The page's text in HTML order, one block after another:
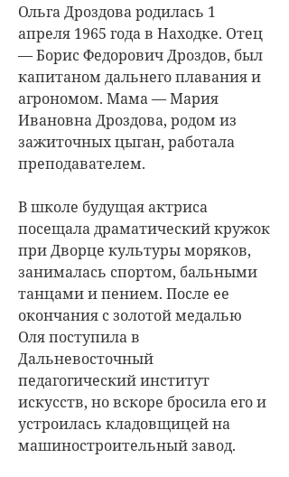
Ольга Дроздова родилась 1
апреля 1965 года в Находке. Отец
— Борис Федорович Дроздов, был
капитаном дальнего плавания и
агрономом. Мама — Мария
Ивановна Дроздова, родом из
зажиточных цыган, работала
преподавателем.
В школе будущая актриса
посещала драматический кружок
при Дворце культуры моряков,
занималась спортом, бальными
танцами и пением. После ее
окончания с золотой медалью
Оля поступила в
Дальневосточный
педагогический институт
искусств, но вскоре бросила его и
устроилась кладовщицей на
машиностроительный завод.